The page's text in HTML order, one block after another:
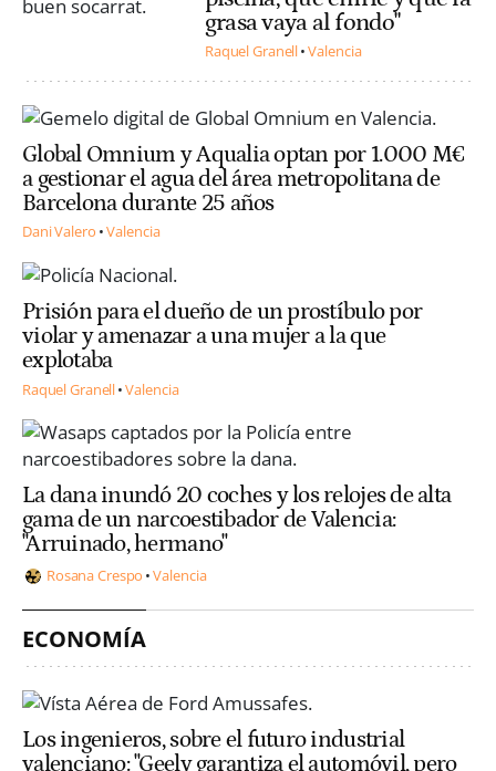
grasa vaya al fondo"
Raquel Granell Valencia
Global Omnium y Aqualia optan por 1.000 M€
a gestionar el agua del área metropolitana de
Barcelona durante 25 años
Dani Valero Valencia
Prisión para el dueño de un prostíbulo por
violar y amenazar a una mujer a la que
explotaba
Raquel Granell Valencia
La dana inundó 20 coches y los relojes de alta
gama de un narcoestibador de Valencia:
"Arruinado, hermano"
Rosana Crespo Valencia
ECONOMÍA
Los ingenieros, sobre el futuro industrial
valenciano: "Geely garantiza el automóvil, pero